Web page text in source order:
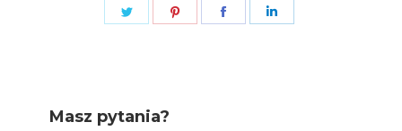
Share
Share
Share
Masz pytania?